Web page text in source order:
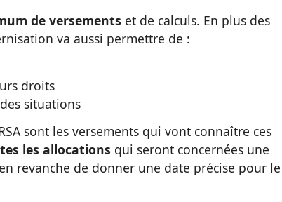
de versements et de calculs. En plus des
va aussi permettre de :
droits
situations
sont les versements qui vont connaître ces
les allocations qui seront concernées une
revanche de donner une date précise pour le